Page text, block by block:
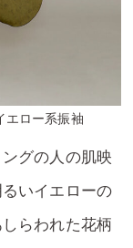
エロー系振袖
グの人の肌映
いイエローの
らわれた花柄